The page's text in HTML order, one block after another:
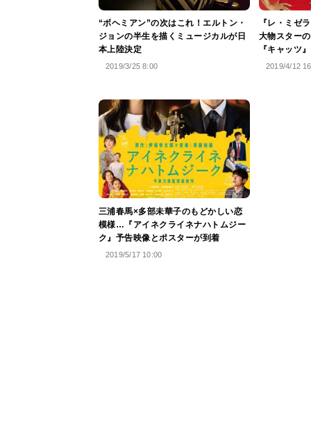
“ボヘミアン”の次はこれ！エルトン・
ジョンの半生を描くミュージカルが日
本上陸決定
2019/3/25 8:00
『レ・ミゼ
大物スター
『キャッツ
2019/4/12
三浦春馬×多部未華子のもどかしい恋
模様…『アイネクライネナハトムジー
ク』予告映像とポスターが到着
2019/5/17 10:00